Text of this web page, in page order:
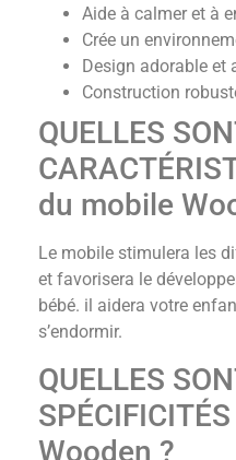
Aide à calmer et à
Crée un
Design adorable et
Construction
QUELLES
du mobile
Le mobile stimulera les
et favorisera le
bébé. il aidera votre
s’endormir.
QUELLES
Wooden ?